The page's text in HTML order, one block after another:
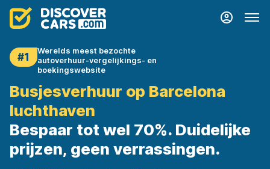
#1
Werelds meest bezochte
autoverhuur-vergelijkings- en
boekingswebsite
Busjesverhuur op Barcelona
luchthaven
Bespaar tot wel 70%. Duidelijke
prijzen, geen verrassingen.